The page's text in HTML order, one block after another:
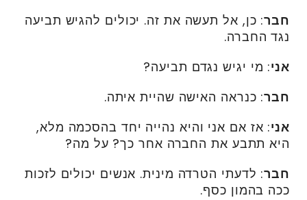
חבר: כן, אל תעשה את זה. יכולים להגיש תביעה
נגד החברה.
אני: מי יגיש נגדם תביעה?
חבר: כנראה האישה שהיית איתה.
אני: אז אם אני והיא נהייה יחד בהסכמה מלא,
היא תתבע את החברה אחר כך? על מה?
חבר: לדעתי הטרדה מינית. אנשים יכולים לזכות
ככה בהמון כסף.